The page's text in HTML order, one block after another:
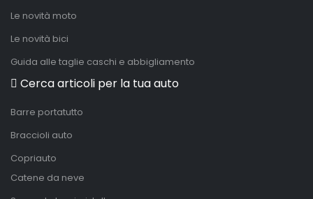
Le novità moto
Le novità bici
Guida alle taglie caschi e abbigliamento
Cerca articoli per la tua auto
Barre portatutto
Braccioli auto
Copriauto
Catene da neve